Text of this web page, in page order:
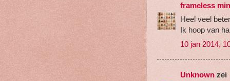
frameless
Heel veel
Ik hoop van
10 jan 2014,
Unknown zei